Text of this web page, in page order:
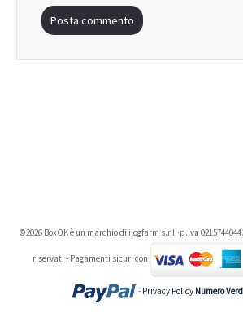
©2026 BoxOK è un marchio di ilogfarm s.r.l.·p.iva
riservati - Pagamenti sicuri con
- Privacy Policy Numero